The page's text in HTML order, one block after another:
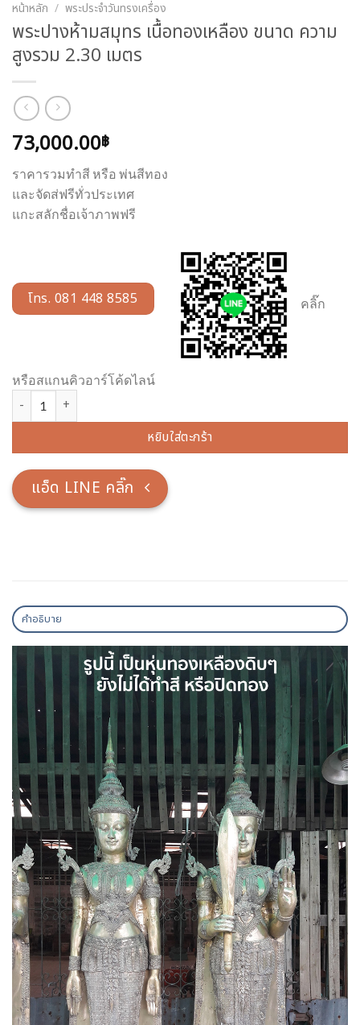
หน้าหลัก / พระประจำวันทรงเครื่อง
พระปางห้ามสมุทร เนื้อทองเหลือง ขนาด ความ
สูงรวม 2.30 เมตร
73,000.00฿
ราคารวมทำสี หรือ พ่นสีทอง
และจัดส่ฟรีทั่วประเทศ
แกะสลักชื่อเจ้าภาพฟรี
โทร. 081 448 8585 คลิ๊ก
หรือสแกนคิวอาร์โค้ดไลน์
จำนวน พระปางห้ามสมุทร เนื้อทองเหลือง ขนาด ความสูงรวม 2.30 เมต
หยิบใส่ตะกร้า
แอ็ด LINE คลิ๊ก
คำอธิบาย